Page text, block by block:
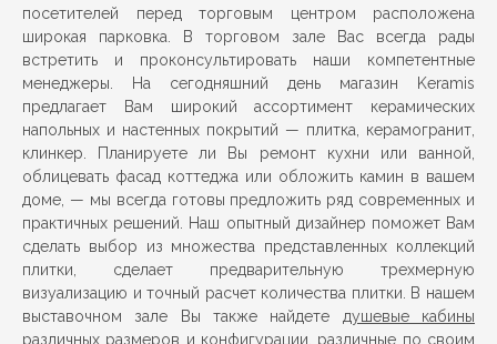
посетителей перед торговым центром расположена
широкая парковка. В торговом зале Вас всегда рады
встретить и проконсультировать наши компетентные
менеджеры. На сегодняшний день магазин Keramis
предлагает Вам широкий ассортимент керамических
напольных и настенных покрытий — плитка, керамогранит,
клинкер. Планируете ли Вы ремонт кухни или ванной,
облицевать фасад коттеджа или обложить камин в вашем
доме, — мы всегда готовы предложить ряд современных и
практичных решений. Наш опытный дизайнер поможет Вам
сделать выбор из множества представленных коллекций
плитки, сделает предварительную трехмерную
визуализацию и точный расчет количества плитки. В нашем
выставочном зале Вы также найдете душевые кабины
различных размеров и конфигурации, различные по своим